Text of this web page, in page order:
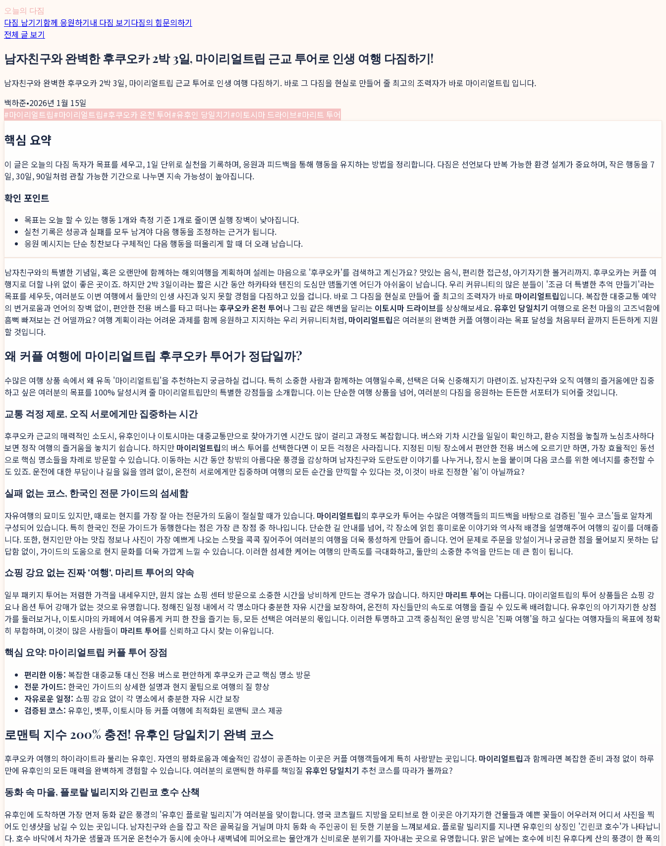
오늘의 다짐
다짐 남기기함께 응원하기내 다짐 보기다짐의 힘문의하기
전체 글 보기
남자친구와 완벽한 후쿠오카 2박 3일, 마이리얼트립 근교 투어로 인생 여행 다짐하기!
남자친구와 완벽한 후쿠오카 2박 3일, 마이리얼트립 근교 투어로 인생 여행 다짐하기. 바로 그 다짐을 현실로 만들어 줄 최고의 조력자가 바로 마이리얼트립 입니다.
백하준•2026년 1월 15일
#마이리얼트립#마이리얼트립#후쿠오카 온천 투어#유후인 당일치기#이토시마 드라이브#마리트 투어
핵심 요약
이 글은 오늘의 다짐 독자가 목표를 세우고, 1일 단위로 실천을 기록하며, 응원과 피드백을 통해 행동을 유지하는 방법을 정리합니다. 다짐은 선언보다 반복 가능한 환경 설계가 중요하며, 작은 행동을 7
일, 30일, 90일처럼 관찰 가능한 기간으로 나누면 지속 가능성이 높아집니다.
확인 포인트
목표는 오늘 할 수 있는 행동 1개와 측정 기준 1개로 줄이면 실행 장벽이 낮아집니다.
실천 기록은 성공과 실패를 모두 남겨야 다음 행동을 조정하는 근거가 됩니다.
응원 메시지는 단순 칭찬보다 구체적인 다음 행동을 떠올리게 할 때 더 오래 남습니다.
남자친구와의 특별한 기념일, 혹은 오랜만에 함께하는 해외여행을 계획하며 설레는 마음으로 '후쿠오카'를 검색하고 계신가요? 맛있는 음식, 편리한 접근성, 아기자기한 볼거리까지. 후쿠오카는 커플 여
행지로 더할 나위 없이 좋은 곳이죠. 하지만 2박 3일이라는 짧은 시간 동안 하카타와 텐진의 도심만 맴돌기엔 어딘가 아쉬움이 남습니다. 우리 커뮤니티의 많은 분들이 '조금 더 특별한 추억 만들기'라는
목표를 세우듯, 여러분도 이번 여행에서 둘만의 인생 사진과 잊지 못할 경험을 다짐하고 있을 겁니다. 바로 그 다짐을 현실로 만들어 줄 최고의 조력자가 바로 마이리얼트립입니다. 복잡한 대중교통 예약
의 번거로움과 언어의 장벽 없이, 편안한 전용 버스를 타고 떠나는 후쿠오카 온천 투어나 그림 같은 해변을 달리는 이토시마 드라이브를 상상해보세요.유후인 당일치기 여행으로 온천 마을의 고즈넉함에
흠뻑 빠져보는 건 어떨까요? 여행 계획이라는 어려운 과제를 함께 응원하고 지지하는 우리 커뮤니티처럼, 마이리얼트립은 여러분의 완벽한 커플 여행이라는 목표 달성을 처음부터 끝까지 든든하게 지원
할 것입니다.
왜 커플 여행에 마이리얼트립 후쿠오카 투어가 정답일까?
수많은 여행 상품 속에서 왜 유독 '마이리얼트립'을 추천하는지 궁금하실 겁니다. 특히 소중한 사람과 함께하는 여행일수록, 선택은 더욱 신중해지기 마련이죠. 남자친구와 오직 여행의 즐거움에만 집중
하고 싶은 여러분의 목표를 100% 달성시켜 줄 마이리얼트립만의 특별한 강점들을 소개합니다. 이는 단순한 여행 상품을 넘어, 여러분의 다짐을 응원하는 든든한 서포터가 되어줄 것입니다.
교통 걱정 제로, 오직 서로에게만 집중하는 시간
후쿠오카 근교의 매력적인 소도시, 유후인이나 이토시마는 대중교통만으로 찾아가기엔 시간도 많이 걸리고 과정도 복잡합니다. 버스와 기차 시간을 일일이 확인하고, 환승 지점을 놓칠까 노심초사하다
보면 정작 여행의 즐거움을 놓치기 쉽습니다. 하지만 마이리얼트립의 버스 투어를 선택한다면 이 모든 걱정은 사라집니다. 지정된 미팅 장소에서 편안한 전용 버스에 오르기만 하면, 가장 효율적인 동선
으로 핵심 명소들을 차례로 방문할 수 있습니다. 이동하는 시간 동안 창밖의 아름다운 풍경을 감상하며 남자친구와 도란도란 이야기를 나누거나, 잠시 눈을 붙이며 다음 코스를 위한 에너지를 충전할 수
도 있죠. 운전에 대한 부담이나 길을 잃을 염려 없이, 온전히 서로에게만 집중하며 여행의 모든 순간을 만끽할 수 있다는 것, 이것이 바로 진정한 '쉼'이 아닐까요?
실패 없는 코스, 한국인 전문 가이드의 섬세함
자유여행의 묘미도 있지만, 때로는 현지를 가장 잘 아는 전문가의 도움이 절실할 때가 있습니다. 마이리얼트립의 후쿠오카 투어는 수많은 여행객들의 피드백을 바탕으로 검증된 '필수 코스'들로 알차게
구성되어 있습니다. 특히 한국인 전문 가이드가 동행한다는 점은 가장 큰 장점 중 하나입니다. 단순한 길 안내를 넘어, 각 장소에 얽힌 흥미로운 이야기와 역사적 배경을 설명해주어 여행의 깊이를 더해줍
니다. 또한, 현지인만 아는 맛집 정보나 사진이 가장 예쁘게 나오는 스팟을 콕콕 짚어주어 여러분의 여행을 더욱 풍성하게 만들어 줍니다. 언어 문제로 주문을 망설이거나 궁금한 점을 물어보지 못하는 답
답함 없이, 가이드의 도움으로 현지 문화를 더욱 가깝게 느낄 수 있습니다. 이러한 섬세한 케어는 여행의 만족도를 극대화하고, 둘만의 소중한 추억을 만드는 데 큰 힘이 됩니다.
쇼핑 강요 없는 진짜 '여행', 마리트 투어의 약속
일부 패키지 투어는 저렴한 가격을 내세우지만, 원치 않는 쇼핑 센터 방문으로 소중한 시간을 낭비하게 만드는 경우가 많습니다. 하지만 마리트 투어는 다릅니다. 마이리얼트립의 투어 상품들은 쇼핑 강
요나 옵션 투어 강매가 없는 것으로 유명합니다. 정해진 일정 내에서 각 명소마다 충분한 자유 시간을 보장하여, 온전히 자신들만의 속도로 여행을 즐길 수 있도록 배려합니다. 유후인의 아기자기한 상점
가를 둘러보거나, 이토시마의 카페에서 여유롭게 커피 한 잔을 즐기는 등, 모든 선택은 여러분의 몫입니다. 이러한 투명하고 고객 중심적인 운영 방식은 '진짜 여행'을 하고 싶다는 여행자들의 목표에 정확
히 부합하며, 이것이 많은 사람들이 마리트 투어를 신뢰하고 다시 찾는 이유입니다.
핵심 요약: 마이리얼트립 커플 투어 장점
편리한 이동: 복잡한 대중교통 대신 전용 버스로 편안하게 후쿠오카 근교 핵심 명소 방문
전문 가이드: 한국인 가이드의 상세한 설명과 현지 꿀팁으로 여행의 질 향상
자유로운 일정: 쇼핑 강요 없이 각 명소에서 충분한 자유 시간 보장
검증된 코스: 유후인, 벳푸, 이토시마 등 커플 여행에 최적화된 로맨틱 코스 제공
로맨틱 지수 200% 충전! 유후인 당일치기 완벽 코스
후쿠오카 여행의 하이라이트라 불리는 유후인. 자연의 평화로움과 예술적인 감성이 공존하는 이곳은 커플 여행객들에게 특히 사랑받는 곳입니다. 마이리얼트립과 함께라면 복잡한 준비 과정 없이 하루
만에 유후인의 모든 매력을 완벽하게 경험할 수 있습니다. 여러분의 로맨틱한 하루를 책임질 유후인 당일치기 추천 코스를 따라가 볼까요?
동화 속 마을, 플로랄 빌리지와 긴린코 호수 산책
유후인에 도착하면 가장 먼저 동화 같은 풍경의 '유후인 플로랄 빌리지'가 여러분을 맞이합니다. 영국 코츠월드 지방을 모티브로 한 이곳은 아기자기한 건물들과 예쁜 꽃들이 어우러져 어디서 사진을 찍
어도 인생샷을 남길 수 있는 곳입니다. 남자친구와 손을 잡고 작은 골목길을 거닐며 마치 동화 속 주인공이 된 듯한 기분을 느껴보세요. 플로랄 빌리지를 지나면 유후인의 상징인 '긴린코 호수'가 나타납니
다. 호수 바닥에서 차가운 샘물과 뜨거운 온천수가 동시에 솟아나 새벽녘에 피어오르는 물안개가 신비로운 분위기를 자아내는 곳으로 유명합니다. 맑은 날에는 호수에 비친 유후다케 산의 풍경이 한 폭의